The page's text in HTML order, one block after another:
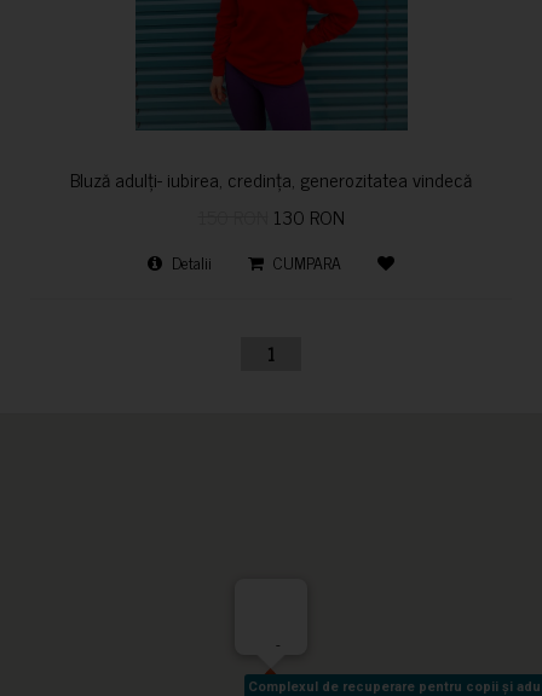
Bluză adulți- iubirea, credința, generozitatea vindecă
130 RON
Detalii CUMPARA
1
Complexul de recuperare pentru copii și
Complexul de recuperare pentru copii și
-